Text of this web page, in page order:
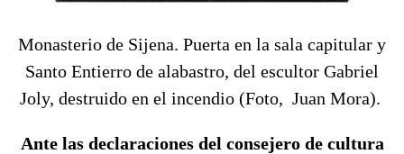
Monasterio de Sijena. Puerta en la sala capitular y
Santo Entierro de alabastro, del escultor Gabriel
Joly, destruido en el incendio (Foto, Juan Mora).
Ante las declaraciones del consejero de cultura